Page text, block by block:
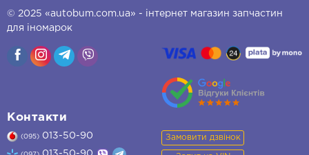
© 2025 «autobum.com.ua» - інтернет магазин запчастин
для іномарок
Контакти
(095) 013-50-90 Замовити дзвінок